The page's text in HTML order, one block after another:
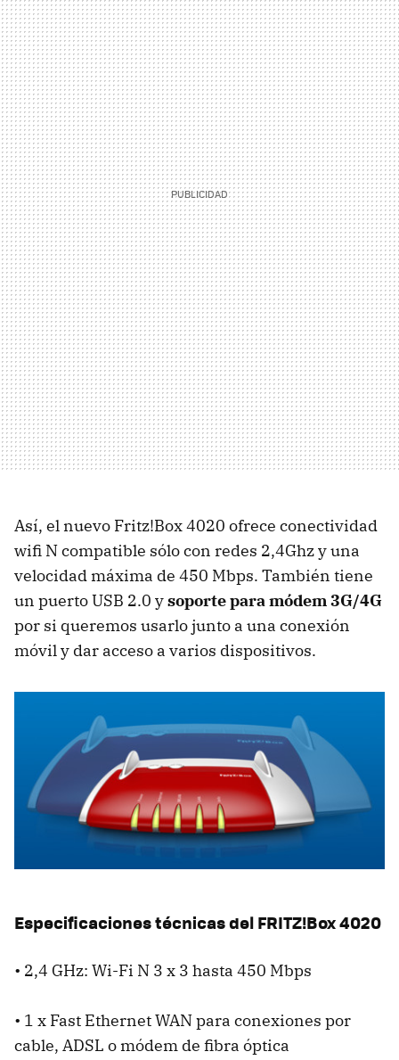
Así, el nuevo Fritz!Box 4020 ofrece conectividad
wifi N compatible sólo con redes 2,4Ghz y una
velocidad máxima de 450 Mbps. También tiene
un puerto USB 2.0 ysoporte para módem 3G/4G
por si queremos usarlo junto a una conexión
móvil y dar acceso a varios dispositivos.
Especificaciones técnicas del FRITZ!Box 4020
• 2,4 GHz: Wi-Fi N 3 x 3 hasta 450 Mbps
• 1 x Fast Ethernet WAN para conexiones por
cable, ADSL o módem de fibra óptica